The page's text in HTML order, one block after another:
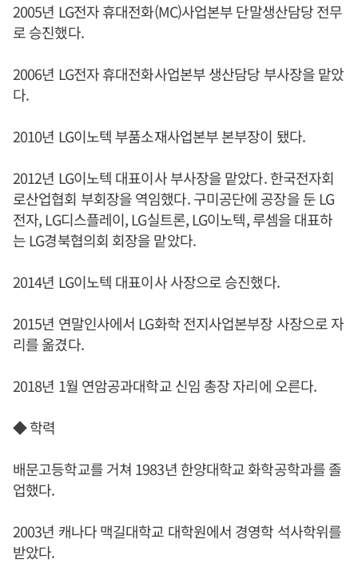
2005년 LG전자 휴대전화(MC)사업본부 단말생산담당 전무
로 승진했다.
2006년 LG전자 휴대전화사업본부 생산담당 부사장을 맡았
다.
2010년 LG이노텍 부품소재사업본부 본부장이 됐다.
2012년 LG이노텍 대표이사 부사장을 맡았다. 한국전자회
로산업협회 부회장을 역임했다. 구미공단에 공장을 둔 LG
전자, LG디스플레이, LG실트론, LG이노텍, 루셈을 대표하
는 LG경북협의회 회장을 맡았다.
2014년 LG이노텍 대표이사 사장으로 승진했다.
2015년 연말인사에서 LG화학 전지사업본부장 사장으로 자
리를 옮겼다.
2018년 1월 연암공과대학교 신임 총장 자리에 오른다.
◆ 학력
배문고등학교를 거쳐 1983년 한양대학교 화학공학과를 졸
업했다.
2003년 캐나다 맥길대학교 대학원에서 경영학 석사학위를
받았다.